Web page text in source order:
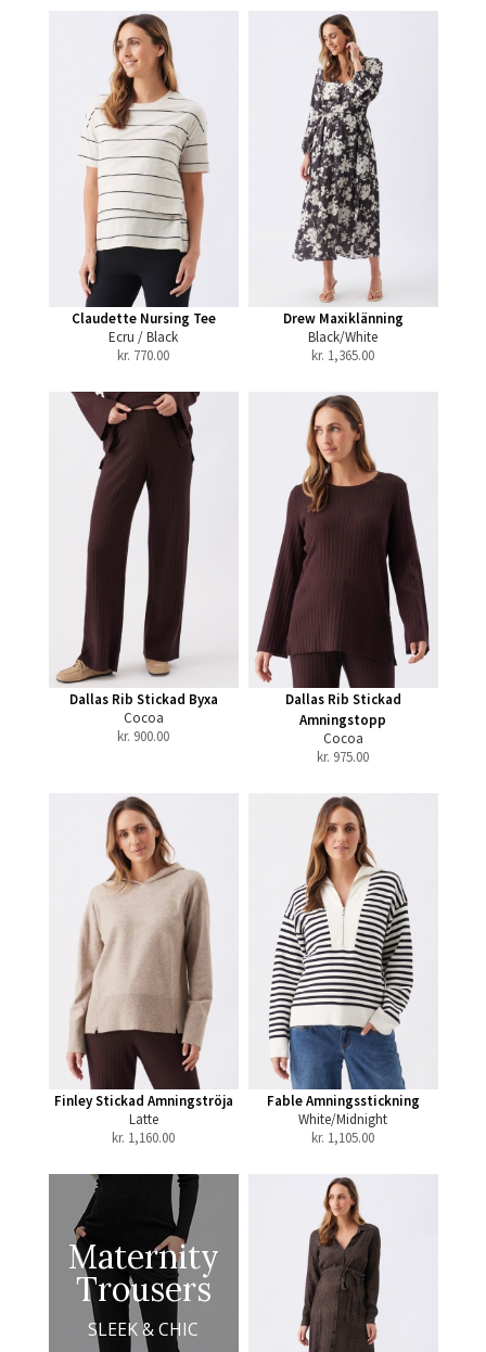
Claudette Nursing Tee
Ecru / Black
kr. 770.00
Drew Maxiklänning
Black/White
kr. 1,365.00
Dallas Rib Stickad Byxa
Cocoa
kr. 900.00
Dallas Rib Stickad
Amningstopp
Cocoa
kr. 975.00
Finley Stickad Amningströja
Latte
kr. 1,160.00
Fable Amningsstickning
White/Midnight
kr. 1,105.00
Maternity
Trousers
SLEEK & CHIC